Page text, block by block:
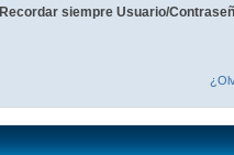
Recordar siempre Usuario/